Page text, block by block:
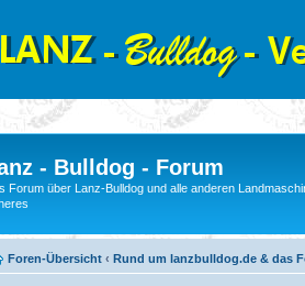
- Bulldog - Forum
Forum über Lanz-Bulldog und alle anderen
Foren-Übersicht ‹ Rund um lanzbulldog.de & das